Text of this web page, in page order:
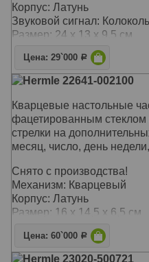
Корпус: Латунь
Звуковой сигнал:
Размер: 24 х 13 х 9.5 см
Цена: 29`000 Р
Hermle 22641-002100
Кварцевые настольные
фацетированным стеклом
стрелки на
месяц, число, день
Снято с производства!
Механизм: Кварцевый
Корпус: Латунь
Размер: 16 х 14,5 х 6,5 см
Цена: 60`000 Р
Hermle 23020-500721